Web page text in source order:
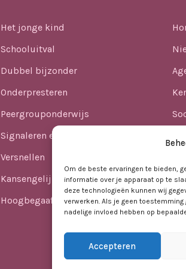
Om de beste ervaringen te bieden,
informatie over je apparaat op te
deze technologieën kunnen wij
verwerken. Als je geen
nadelige invloed hebben op
Accepteren
Het jonge kind
Schooluitval
Dubbel bijzonder
Onderpresteren
Peergrouponderwijs
Signaleren en identificeren
Versnellen
Kansengelijkheid
Hoogbegaafdheid in het VO